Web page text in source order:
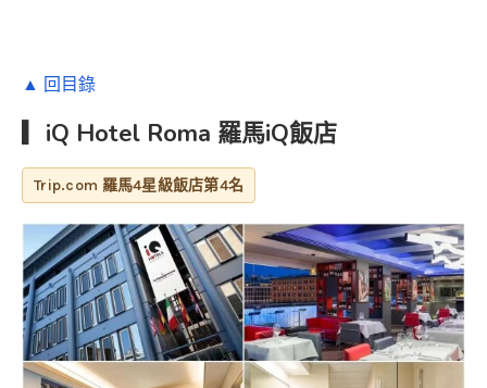
▲ 回目錄
▎iQ Hotel Roma 羅馬iQ飯店
Trip.com 羅馬4星級飯店第4名